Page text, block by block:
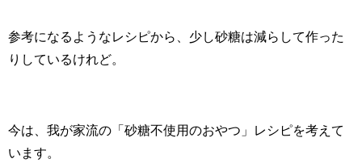
参考になるようなレシピから、少し砂糖は減らして作った
りしているけれど。
今は、我が家流の「砂糖不使用のおやつ」レシピを考えて
います。